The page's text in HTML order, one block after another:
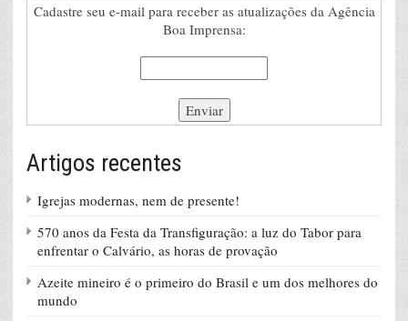
Cadastre seu e-mail para receber as atualizações da Agência
Boa Imprensa:
Artigos recentes
Igrejas modernas, nem de presente!
570 anos da Festa da Transfiguração: a luz do Tabor para
enfrentar o Calvário, as horas de provação
Azeite mineiro é o primeiro do Brasil e um dos melhores do
mundo